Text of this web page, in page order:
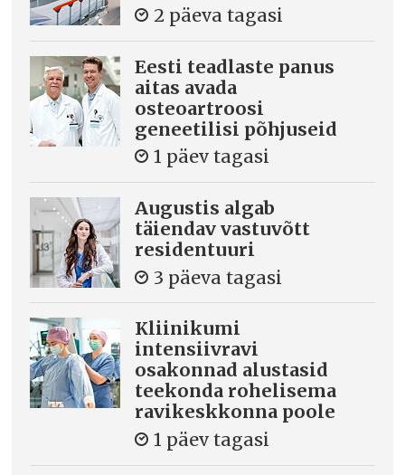
2 päeva tagasi
Eesti teadlaste panus
aitas avada
osteoartroosi
geneetilisi põhjuseid
1 päev tagasi
Augustis algab
täiendav vastuvõtt
residentuuri
3 päeva tagasi
Kliinikumi
intensiivravi
osakonnad alustasid
teekonda rohelisema
ravikeskkonna poole
1 päev tagasi